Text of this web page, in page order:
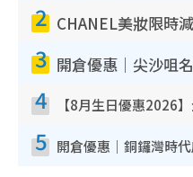
2
3
4
5